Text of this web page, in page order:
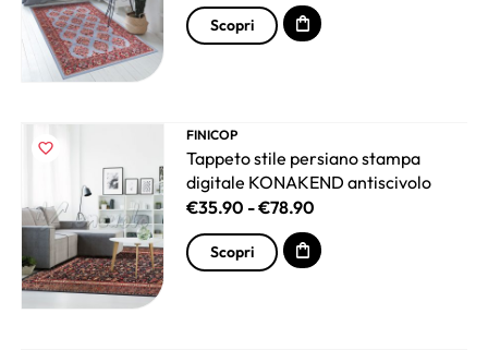
Scopri
FINICOP
Tappeto stile persiano stampa
digitale KONAKEND antiscivolo
€35.90 -€78.90
Scopri